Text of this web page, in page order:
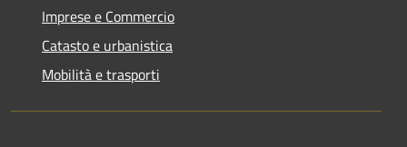
Imprese e Commercio
Catasto e urbanistica
Mobilità e trasporti